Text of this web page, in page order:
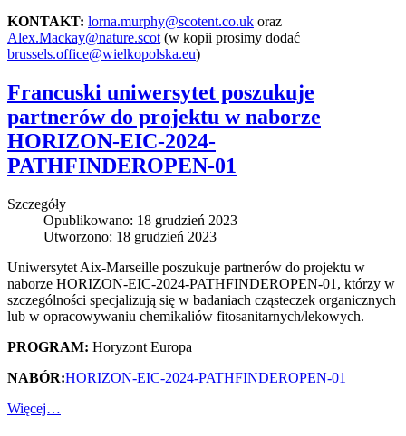
KONTAKT: lorna.murphy@scotent.co.uk oraz
Alex.Mackay@nature.scot (w kopii prosimy dodać
brussels.office@wielkopolska.eu)
Francuski uniwersytet poszukuje
partnerów do projektu w naborze
HORIZON-EIC-2024-
PATHFINDEROPEN-01
Szczegóły
Opublikowano: 18 grudzień 2023
Utworzono: 18 grudzień 2023
Uniwersytet Aix-Marseille poszukuje partnerów do projektu w
naborze HORIZON-EIC-2024-PATHFINDEROPEN-01, którzy w
szczególności specjalizują się w badaniach cząsteczek organicznych
lub w opracowywaniu chemikaliów fitosanitarnych/lekowych.
PROGRAM: Horyzont Europa
NABÓR:HORIZON-EIC-2024-PATHFINDEROPEN-01
Więcej…